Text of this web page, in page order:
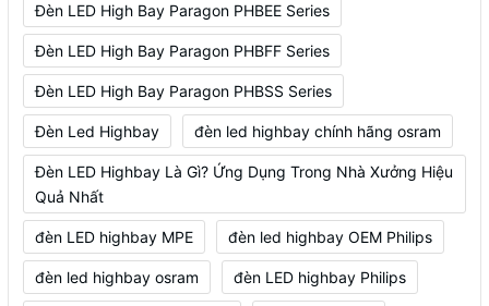
Đèn LED High Bay Paragon PHBEE Series
Đèn LED High Bay Paragon PHBFF Series
Đèn LED High Bay Paragon PHBSS Series
Đèn Led Highbay đèn led highbay chính hãng osram
Đèn LED Highbay Là Gì? Ứng Dụng Trong Nhà Xưởng Hiệu
Quả Nhất
đèn LED highbay MPE đèn led highbay OEM Philips
đèn led highbay osram đèn LED highbay Philips